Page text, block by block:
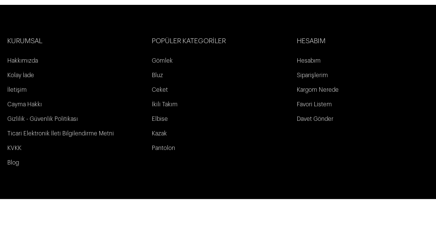
KURUMSAL
Hakkımızda
Kolay İade
İletişim
Cayma Hakkı
Gizlilik - Güvenlik Politikası
Ticari Elektronik İleti Bilgilendirme Metni
KVKK
Blog
POPÜLER KATEGORİLER
Gömlek
Bluz
Ceket
İkili Takım
Elbise
Kazak
Pantolon
HESABIM
Hesabım
Siparişlerim
Kargom Nerede
Favori Listem
Davet Gönder